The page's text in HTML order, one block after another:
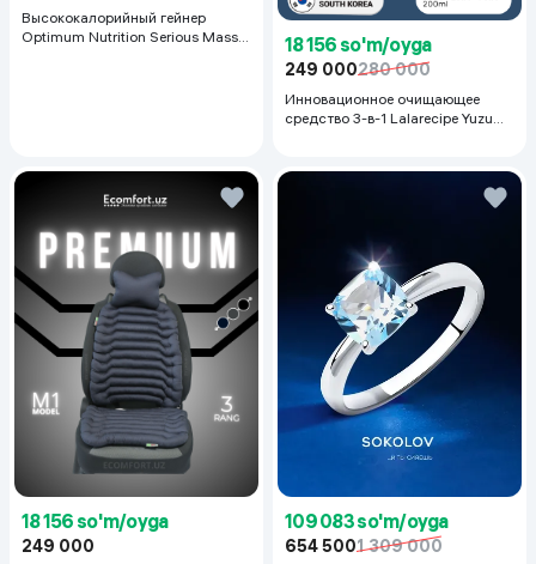
Высококалорийный гейнер
Optimum Nutrition Serious Mass,
18 156 so'm/oyga
249 000280 000
Инновационное очищающее
средство 3-в-1 Lalarecipe Yuzu
18 156 so'm/oyga
249 000
109 083 so'm/oyga
654 5001 309 000